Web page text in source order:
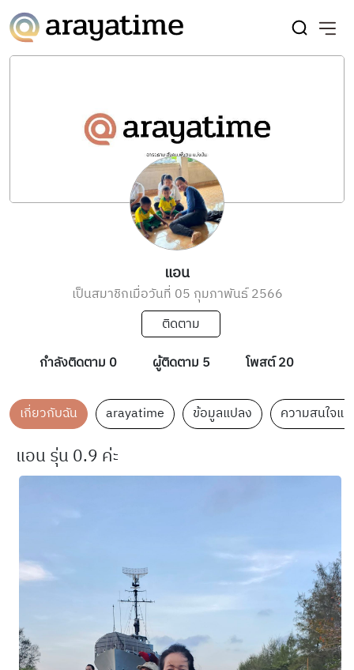
แอน
เป็นสมาชิกเมื่อวันที่ 05 กุมภาพันธ์ 2566
ติดตาม
กำลังติดตาม 0
ผู้ติดตาม 5 โพสต์ 20
เกี่ยวกับฉัน arayatime ข้อมูลแปลง ความสนใจแ
แอน รุ่น 0.9 ค่ะ